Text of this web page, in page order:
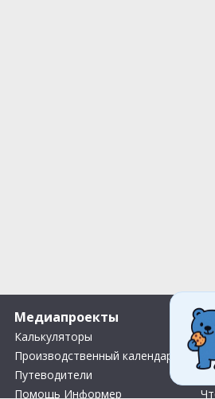
Медиапроекты
Калькуляторы
Производственный календарь
Путеводители
Помощь Информер
О
О